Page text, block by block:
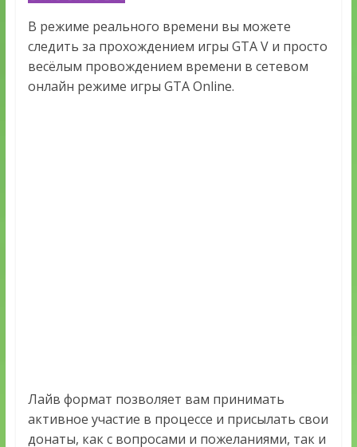
В режиме реального времени вы можете
следить за прохождением игры GTA V и просто
весёлым провождением времени в сетевом
онлайн режиме игры GTA Online.
Лайв формат позволяет вам принимать
активное участие в процессе и присылать свои
донаты, как с вопросами и пожеланиями, так и